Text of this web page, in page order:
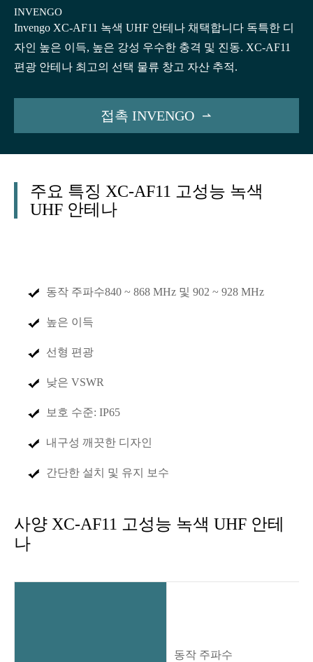
INVENGO
Invengo XC-AF11 녹색 UHF 안테나 채택합니다 독특한 디
자인 높은 이득, 높은 강성 우수한 충격 및 진동. XC-AF11
편광 안테나 최고의 선택 물류 창고 자산 추적.
접촉 INVENGO 
주요 특징 XC-AF11 고성능 녹색
UHF 안테나
동작 주파수840 ~ 868 MHz 및 902 ~ 928 MHz
높은 이득
선형 편광
낮은 VSWR
보호 수준: IP65
내구성 깨끗한 디자인
간단한 설치 및 유지 보수
사양 XC-AF11 고성능 녹색 UHF 안테
나
동작 주파수